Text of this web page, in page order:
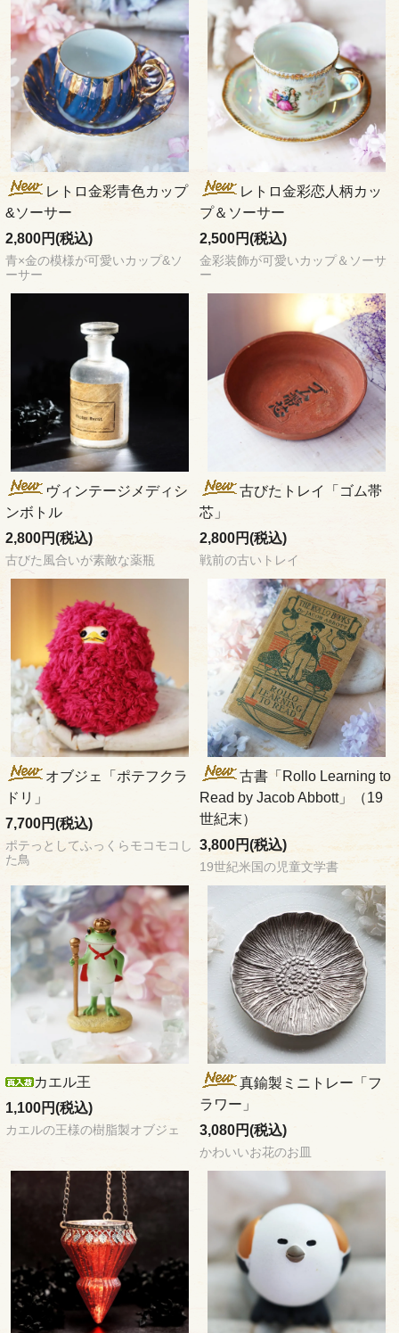
レトロ金彩青色カップ
&ソーサー
2,800円(税込)
青×金の模様が可愛いカップ&ソ
ーサー
レトロ金彩恋人柄カッ
プ＆ソーサー
2,500円(税込)
金彩装飾が可愛いカップ＆ソーサ
ー
ヴィンテージメディシ
ンボトル
2,800円(税込)
古びた風合いが素敵な薬瓶
古びたトレイ「ゴム帯
芯」
2,800円(税込)
戦前の古いトレイ
オブジェ「ポテフクラ
ドリ」
7,700円(税込)
ポテっとしてふっくらモコモコし
た鳥
古書「Rollo Learning to
Read by Jacob Abbott」（19
世紀末）
3,800円(税込)
19世紀米国の児童文学書
カエル王
1,100円(税込)
カエルの王様の樹脂製オブジェ
真鍮製ミニトレー「フ
ラワー」
3,080円(税込)
かわいいお花のお皿